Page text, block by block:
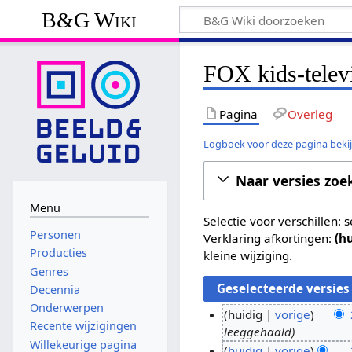
B&G Wiki
FOX kids-
Pagina Overleg
Logboek voor deze pagina
Naar versies
Selectie voor verschillen:
Verklaring afkortingen:
kleine wijziging.
huidig vorige
leeggehaald
Menu
Personen
Producties
Genres
Decennia
Onderwerpen
Recente wijzigingen
Willekeurige pagina